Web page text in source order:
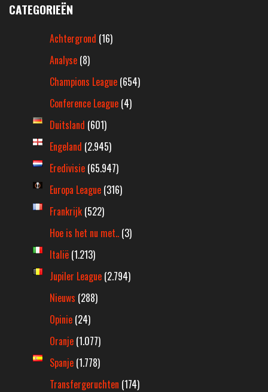
CATEGORIEËN
Achtergrond (16)
Analyse (8)
Champions League (654)
Conference League (4)
Duitsland (601)
Engeland (2.945)
Eredivisie (65.947)
Europa League (316)
Frankrijk (522)
Hoe is het nu met.. (3)
Italië (1.213)
Jupiler League (2.794)
Nieuws (288)
Opinie (24)
Oranje (1.077)
Spanje (1.778)
Transfergeruchten (174)